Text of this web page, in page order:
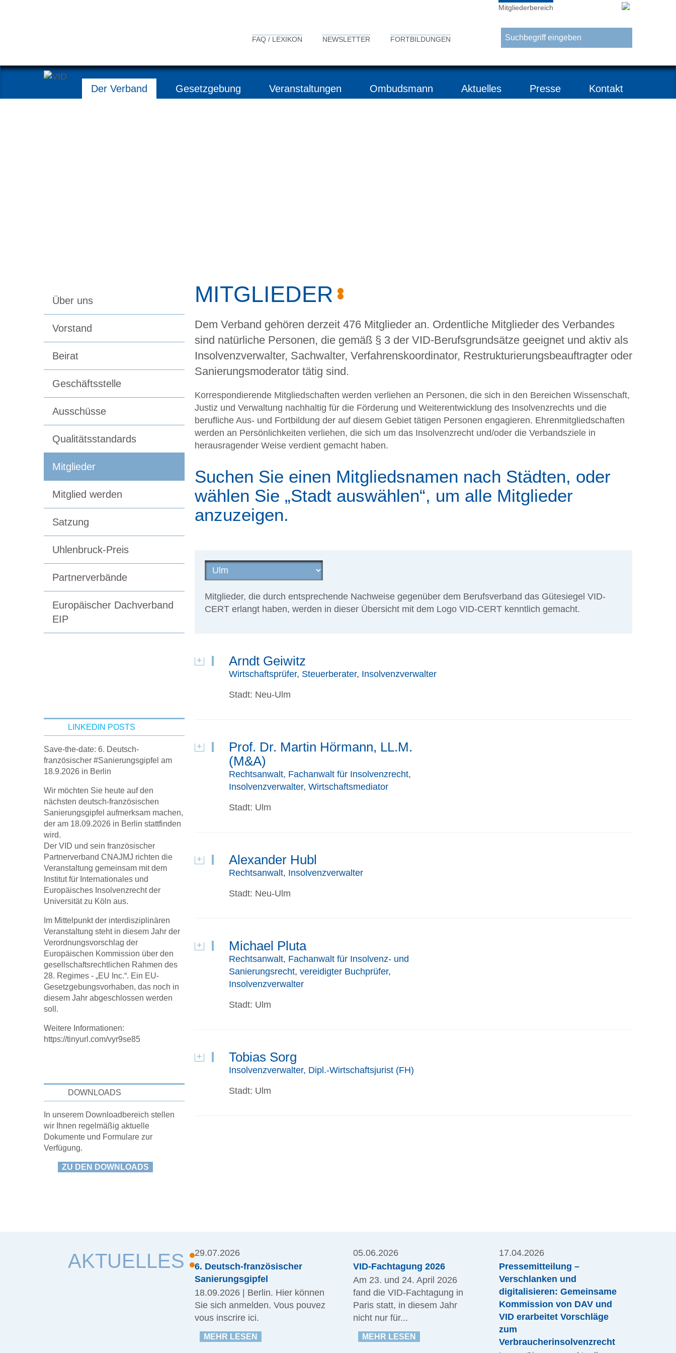
FAQ / LEXIKON NEWSLETTER FORTBILDUNGEN
Mitgliederbereich
Der Verband Gesetzgebung Veranstaltungen Ombudsmann Aktuelles Presse Kontakt
Über uns
Vorstand
Beirat
Geschäftsstelle
Ausschüsse
Qualitätsstandards
Mitglieder
Mitglied werden
Satzung
Uhlenbruck-Preis
Partnerverbände
Europäischer Dachverband
EIP
LINKEDIN POSTS
Save-the-date: 6. Deutsch-
französischer #Sanierungsgipfel am
18.9.2026 in Berlin
Wir möchten Sie heute auf den
nächsten deutsch-französischen
Sanierungsgipfel aufmerksam machen,
der am 18.09.2026 in Berlin stattfinden
wird.
Der VID und sein französischer
Partnerverband CNAJMJ richten die
Veranstaltung gemeinsam mit dem
Institut für Internationales und
Europäisches Insolvenzrecht der
Universität zu Köln aus.
Im Mittelpunkt der interdisziplinären
Veranstaltung steht in diesem Jahr der
Verordnungsvorschlag der
Europäischen Kommission über den
gesellschaftsrechtlichen Rahmen des
28. Regimes - „EU Inc.“. Ein EU-
Gesetzgebungsvorhaben, das noch in
diesem Jahr abgeschlossen werden
soll.
Weitere Informationen:
https://tinyurl.com/vyr9se85
DOWNLOADS
In unserem Downloadbereich stellen
wir Ihnen regelmäßig aktuelle
Dokumente und Formulare zur
Verfügung.
ZU DEN DOWNLOADS
MITGLIEDER
Dem Verband gehören derzeit 476 Mitglieder an. Ordentliche Mitglieder des Verbandes
sind natürliche Personen, die gemäß § 3 der VID-Berufsgrundsätze geeignet und aktiv als
Insolvenzverwalter, Sachwalter, Verfahrenskoordinator, Restrukturierungsbeauftragter oder
Sanierungsmoderator tätig sind.
Korrespondierende Mitgliedschaften werden verliehen an Personen, die sich in den Bereichen Wissenschaft,
Justiz und Verwaltung nachhaltig für die Förderung und Weiterentwicklung des Insolvenzrechts und die
berufliche Aus- und Fortbildung der auf diesem Gebiet tätigen Personen engagieren. Ehrenmitgliedschaften
werden an Persönlichkeiten verliehen, die sich um das Insolvenzrecht und/oder die Verbandsziele in
herausragender Weise verdient gemacht haben.
Suchen Sie einen Mitgliedsnamen nach Städten, oder
wählen Sie „Stadt auswählen“, um alle Mitglieder
anzuzeigen.
Mitglieder, die durch entsprechende Nachweise gegenüber dem Berufsverband das Gütesiegel VID-
CERT erlangt haben, werden in dieser Übersicht mit dem Logo VID-CERT kenntlich gemacht.
Arndt Geiwitz
Wirtschaftsprüfer, Steuerberater, Insolvenzverwalter
Stadt: Neu-Ulm
Prof. Dr. Martin Hörmann, LL.M.
(M&A)
Rechtsanwalt, Fachanwalt für Insolvenzrecht,
Insolvenzverwalter, Wirtschaftsmediator
Stadt: Ulm
Alexander Hubl
Rechtsanwalt, Insolvenzverwalter
Stadt: Neu-Ulm
Michael Pluta
Rechtsanwalt, Fachanwalt für Insolvenz- und
Sanierungsrecht, vereidigter Buchprüfer,
Insolvenzverwalter
Stadt: Ulm
Tobias Sorg
Insolvenzverwalter, Dipl.-Wirtschaftsjurist (FH)
Stadt: Ulm
AKTUELLES
29.07.2026
6. Deutsch-französischer
Sanierungsgipfel
18.09.2026 | Berlin. Hier können
Sie sich anmelden. Vous pouvez
vous inscrire ici.
MEHR LESEN
05.06.2026
VID-Fachtagung 2026
Am 23. und 24. April 2026
fand die VID-Fachtagung in
Paris statt, in diesem Jahr
nicht nur für...
MEHR LESEN
17.04.2026
Pressemitteilung –
Verschlanken und
digitalisieren: Gemeinsame
Kommission von DAV und
VID erarbeitet Vorschläge
zum
Verbraucherinsolvenzrecht